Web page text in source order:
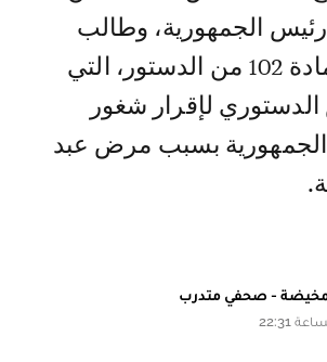
الجمهورية، وطالب
بتفعيل نص المادة 102 من الدستور، التي
لإقرار شغور
بسبب مرض عبد
- صحفي متدرب